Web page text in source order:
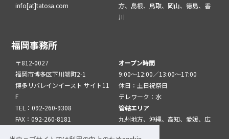
info[at]tatosa.com
方、島根、鳥取、岡山、徳島、香
川
福岡事務所
〒812-0027
福岡市博多区下川端町2-1
博多リバレインイースト サイト11
F
TEL：092-260-9308
FAX：092-260-8181
オープン時間
9:00～12:00／13:00～17:00
休日：土日祝祭日
テレワーク：水
管轄エリア
九州地方、沖縄、高知、愛媛、広